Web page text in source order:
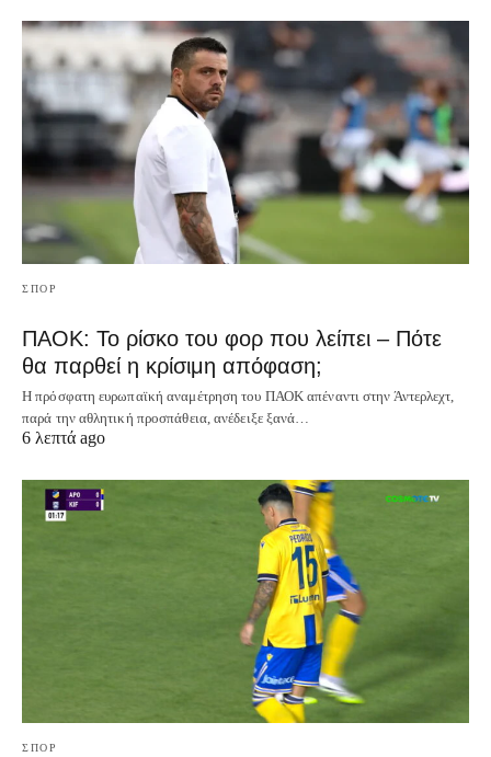
ΣΠΟΡ
ΠΑΟΚ: Το ρίσκο του φορ που λείπει – Πότε
θα παρθεί η κρίσιμη απόφαση;
Η πρόσφατη ευρωπαϊκή αναμέτρηση του ΠΑΟΚ απέναντι στην Άντερλεχτ,
παρά την αθλητική προσπάθεια, ανέδειξε ξανά…
6 λεπτά ago
ΣΠΟΡ